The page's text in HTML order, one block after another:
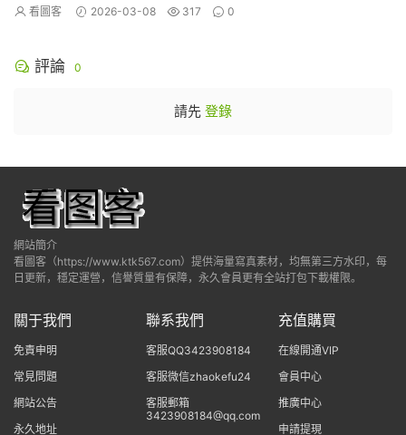
看圖客 2026-03-08 317 0
評論 0
請先 登錄
網站簡介
看圖客（https://www.ktk567.com）提供海量寫真素材，均無第三方水印，每
日更新，穩定運營，信譽質量有保障，永久會員更有全站打包下載權限。
關于我們
免責申明
常見問題
網站公告
永久地址
聯系我們
客服QQ3423908184
客服微信zhaokefu24
客服郵箱
3423908184@qq.com
充值購買
在線開通VIP
會員中心
推廣中心
申請提現